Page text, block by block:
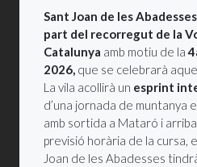
Sant Joan de les
part del recorregut de la
Catalunya amb motiu de la
2026, que se celebrarà
La vila acollirà un esprint
d’una jornada de muntanya
amb sortida a Mataró i
previsió horària de la cursa,
Joan de les Abadesses